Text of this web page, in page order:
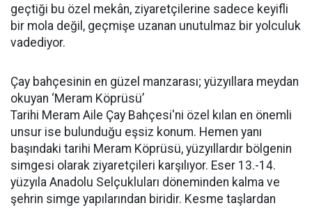
geçtiği bu özel mekân, ziyaretçilerine sadece keyifli
bir mola değil, geçmişe uzanan unutulmaz bir yolculuk
vadediyor.
Çay bahçesinin en güzel manzarası; yüzyıllara meydan
okuyan ‘Meram Köprüsü’
Tarihi Meram Aile Çay Bahçesi'ni özel kılan en önemli
unsur ise bulunduğu eşsiz konum. Hemen yanı
başındaki tarihi Meram Köprüsü, yüzyıllardır bölgenin
simgesi olarak ziyaretçileri karşılıyor. Eser 13.-14.
yüzyıla Anadolu Selçukluları döneminden kalma ve
şehrin simge yapılarından biridir. Kesme taşlardan